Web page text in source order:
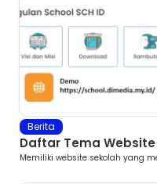
Berita
Daftar Tema
Memiliki website sekolah yang